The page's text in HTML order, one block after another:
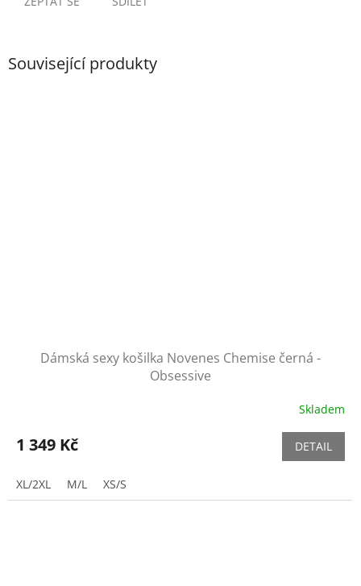
Související produkty
Dámská sexy košilka Novenes Chemise černá -
Obsessive
Skladem
1 349 Kč DETAIL
XL/2XL M/L XS/S